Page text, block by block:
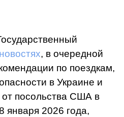
новостях, в очередной
по поездкам,
в Украине и
посольства США в
2026 года,